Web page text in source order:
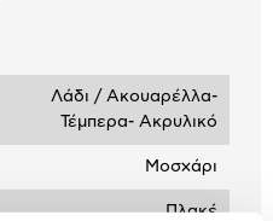
Λάδι / Ακουαρέλλα-
Τέμπερα- Ακρυλικό
Μοσχάρι
Πλακέ